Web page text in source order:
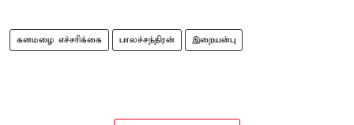
கனமழை எச்சரிக்கை பாலச்சந்திரன் இறையன்பு